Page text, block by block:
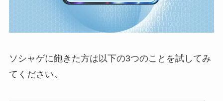
ソシャゲに飽きた方は以下の3つのことを試してみ
てください。